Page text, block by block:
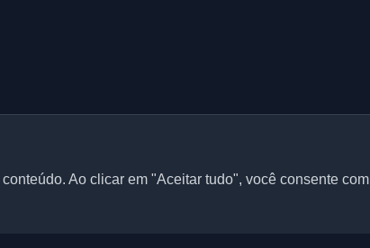
Ao clicar em "Aceitar tudo", você consente com